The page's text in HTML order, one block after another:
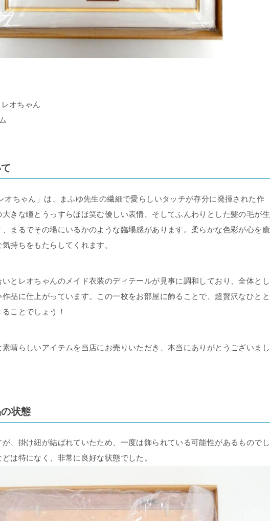
オちゃん
オちゃん」は、まふゆ先生の繊細で愛らしいタッチが存分に発揮された作
きな瞳とうっすらほほ笑む優しい表情、そしてふんわりとした髪の毛が生
まるでその場にいるかのような臨場感があります。柔らかな色彩が心を癒
持ちをもたらしてくれます。
いとレオちゃんのメイド衣装のディテールが見事に調和しており、全体とし
品に仕上がっています。この一枚をお部屋に飾ることで、超贅沢なひとと
ことでしょう！
晴らしいアイテムを当店にお売りいただき、本当にありがとうございまし
状態
、掛け紐が結ばれていたため、一度は飾られている可能性があるものでし
は特になく、非常に良好な状態でした。